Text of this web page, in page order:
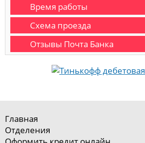
Время работы
Схема проезда
Отзывы Почта Банка
Главная
Отделения